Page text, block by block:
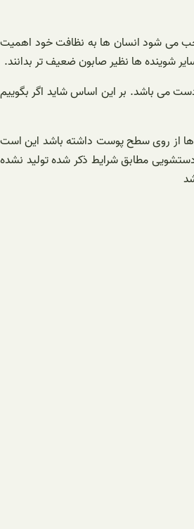
می شود انسان ها به نظافت خود اهمیت
شوینده ها نظیر صابون ضعیف تر بدانند.
می باشد. بر این اساس شاید اگر بگوییم
ها از روی سطح پوست داشته باشد این است
مطابق شرایط ذکر شده تولید نشده